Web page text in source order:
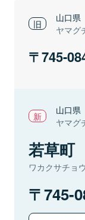
山口県
ヤマグ
745-
山口県
ヤマグ
若草町
ワカクサチョウ
745-